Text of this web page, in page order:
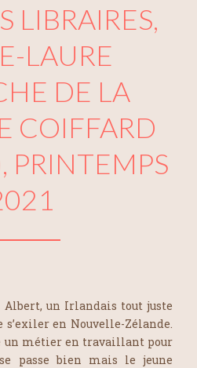
LIBRAIRES,
LAURE
DE LA
COIFFARD
PRINTEMPS
Albert, un Irlandais tout juste
s’exiler en Nouvelle-Zélande.
un métier en travaillant pour
passe bien mais le jeune